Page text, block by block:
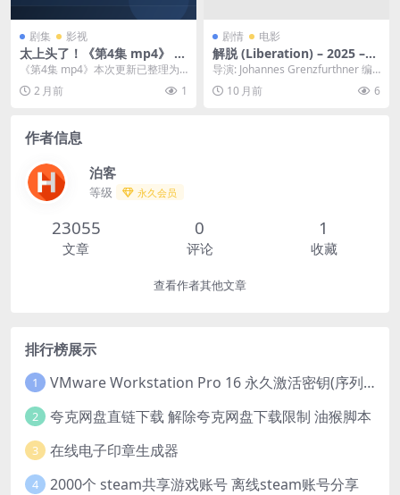
剧集 影视
太上头了！《第4集 mp4》 未
删减 限时转存
《第4集 mp4》本次更新已整理为
最新剧集内容，适合继续追更或补
看当前进度
2 月前 1
剧情 电影
解脱 (Liberation) – 2025 –
剧情/惊悚 – 夸克网盘/百度网
盘免费下载⏳一个被过去束缚
的男人，试图摆脱内心的梦
导演: Johannes Grenzfurthner 编
剧: Johannes ...
10 月前 6
作者信息
泊客
等级 永久会员
23055
文章
0
评论
1
收藏
查看作者其他文章
排行榜展示
1 VMware Workstation Pro 16 永久激活密钥(序列号)
2 夸克网盘直链下载 解除夸克网盘下载限制 油猴脚本
3 在线电子印章生成器
4 2000个 steam共享游戏账号 离线steam账号分享